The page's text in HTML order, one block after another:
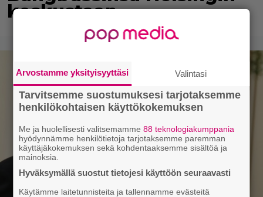
keskustaan
Arvostamme yksityisyyttäsi Valintasi
Tarvitsemme suostumuksesi tarjotaksemme
henkilökohtaisen käyttökokemuksen
Me ja huolellisesti valitsemamme88 teknologiakumppania
hyödynnämme henkilötietoja tarjotaksemme paremman
käyttäjäkokemuksen sekä kohdentaaksemme sisältöä ja
mainoksia.
Hyväksymällä suostut tietojesi käyttöön seuraavasti
Käytämme laitetunnisteita ja tallennamme evästeitä